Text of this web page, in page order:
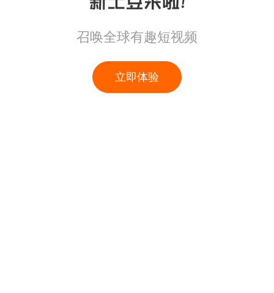
召唤全球有趣短视频
立即体验